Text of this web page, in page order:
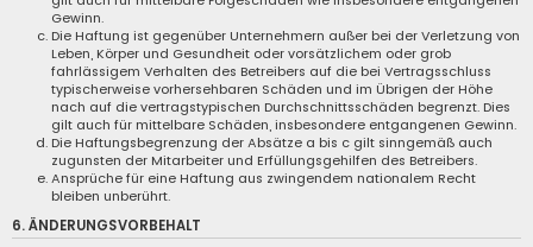
Gewinn.
Die Haftung ist gegenüber Unternehmern außer bei der Verletzung von
Leben, Körper und Gesundheit oder vorsätzlichem oder grob
fahrlässigem Verhalten des Betreibers auf die bei Vertragsschluss
typischerweise vorhersehbaren Schäden und im Übrigen der Höhe
nach auf die vertragstypischen Durchschnittsschäden begrenzt. Dies
gilt auch für mittelbare Schäden, insbesondere entgangenen Gewinn.
Die Haftungsbegrenzung der Absätze a bis c gilt sinngemäß auch
zugunsten der Mitarbeiter und Erfüllungsgehilfen des Betreibers.
Ansprüche für eine Haftung aus zwingendem nationalem Recht
bleiben unberührt.
6. ÄNDERUNGSVORBEHALT